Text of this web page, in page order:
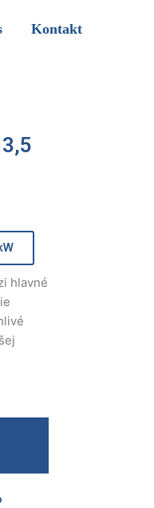
Kontakt
hlavné